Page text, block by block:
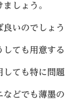
しょう。
いのでしょう
ても用意する
しても特に問題
などでも薄墨の